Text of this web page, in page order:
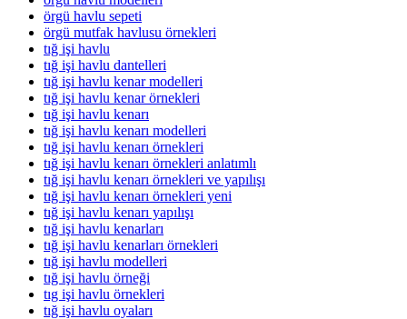
örgü havlu sepeti
örgü mutfak havlusu örnekleri
tığ işi havlu
tığ işi havlu dantelleri
tığ işi havlu kenar modelleri
tığ işi havlu kenar örnekleri
tığ işi havlu kenarı
tığ işi havlu kenarı modelleri
tığ işi havlu kenarı örnekleri
tığ işi havlu kenarı örnekleri anlatımlı
tığ işi havlu kenarı örnekleri ve yapılışı
tığ işi havlu kenarı örnekleri yeni
tığ işi havlu kenarı yapılışı
tığ işi havlu kenarları
tığ işi havlu kenarları örnekleri
tığ işi havlu modelleri
tığ işi havlu örneği
tıg işi havlu örnekleri
tığ işi havlu oyaları